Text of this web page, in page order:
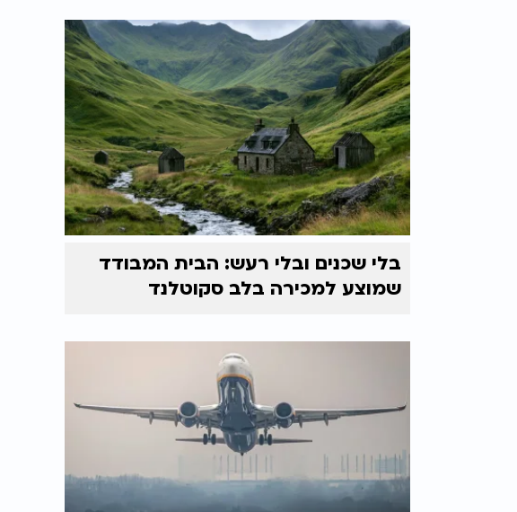
בלי שכנים ובלי רעש: הבית המבודד
שמוצע למכירה בלב סקוטלנד